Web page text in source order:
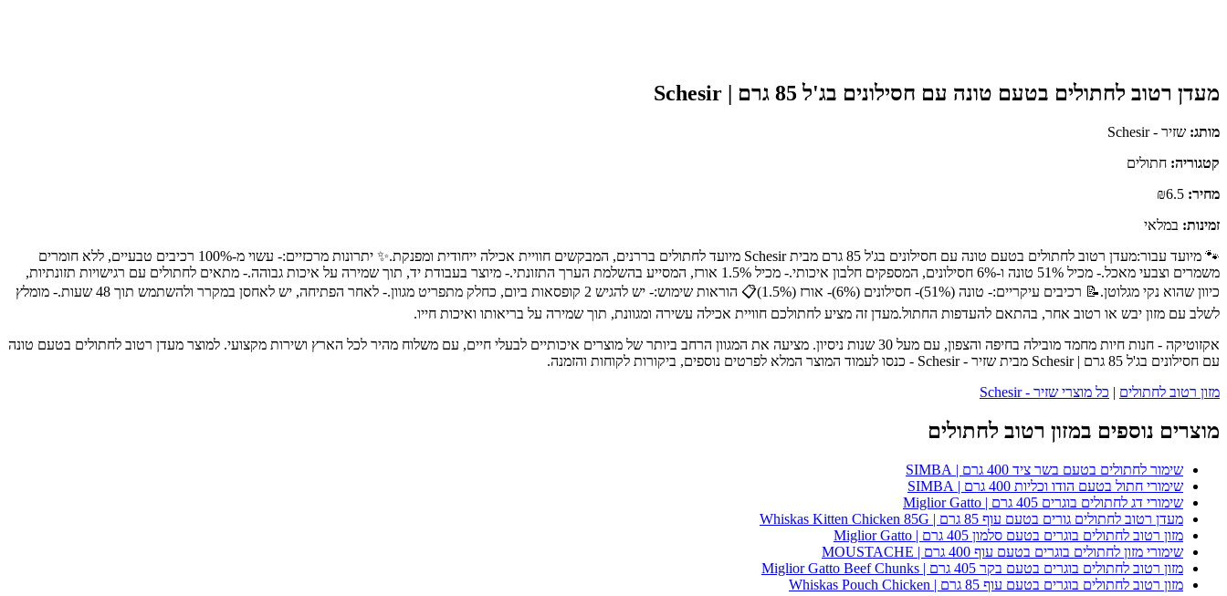
מעדן רטוב לחתולים בטעם טונה עם חסילונים בג'ל 85 גרם | Schesir
מותג: שזיר - Schesir
קטגוריה: חתולים
מחיר:
זמינות: במלאי
🐾 מיועד עבור:מעדן רטוב לחתולים בטעם טונה עם חסילונים בג'ל 85 גרם מבית Schesir מיועד לחתולים בררנים, המבקשים חוויית אכילה ייחודית ומפנקת.✨ יתרונות מרכזיים:- עשוי מ-100% רכיבים טבעיים, ללא חומרים
משמרים וצבעי מאכל.- מכיל 51% טונה ו-6% חסילונים, המספקים חלבון איכותי.- מכיל 1.5% אורז, המסייע בהשלמת הערך התזונתי.- מיוצר בעבודת יד, תוך שמירה על איכות גבוהה.- מתאים לחתולים עם רגישויות תזונתיות,
כיוון שהוא נקי מגלוטן.📝 רכיבים עיקריים:- טונה (51%)- חסילונים (6%)- אורז (1.5%)📋 הוראות שימוש:- יש להגיש 2 קופסאות ביום, כחלק מתפריט מגוון.- לאחר הפתיחה, יש לאחסן במקרר ולהשתמש תוך 48 שעות.- מומלץ
לשלב עם מזון יבש או רטוב אחר, בהתאם להעדפות החתול.מעדן זה מציע לחתולכם חוויית אכילה עשירה ומגוונת, תוך שמירה על בריאותו ואיכות חייו.
אקזוטיקה - חנות חיות מחמד מובילה בחיפה והצפון, עם מעל 30 שנות ניסיון. מציעה את המגוון הרחב ביותר של מוצרים איכותיים לבעלי חיים, עם משלוח מהיר לכל הארץ ושירות מקצועי. למוצר מעדן רטוב לחתולים בטעם טונה
עם חסילונים בג'ל 85 גרם | Schesir מבית שזיר - Schesir - כנסו לעמוד המוצר המלא לפרטים נוספים, ביקורות לקוחות והזמנה.
מזון רטוב לחתולים | כל מוצרי שזיר - Schesir
מוצרים נוספים במזון רטוב לחתולים
שימור לחתולים בטעם בשר ציד 400 גרם | SIMBA
שימורי חתול בטעם הודו וכליות 400 גרם | SIMBA
שימורי דג לחתולים בוגרים 405 גרם | Miglior Gatto
מעדן רטוב לחתולים גורים בטעם עוף 85 גרם | Whiskas Kitten Chicken 85G
מזון רטוב לחתולים בוגרים בטעם סלמון 405 גרם | Miglior Gatto
שימורי מזון לחתולים בוגרים בטעם עוף 400 גרם | MOUSTACHE
מזון רטוב לחתולים בוגרים בטעם בקר 405 גרם | Miglior Gatto Beef Chunks
מזון רטוב לחתולים בוגרים בטעם עוף 85 גרם | Whiskas Pouch Chicken